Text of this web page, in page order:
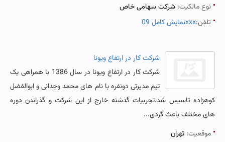
نوع مالکیت: شرکت سهامی خاص
تلفن:نمایش کامل 09xxx
شرکت کار در ارتفاع ویونا
شرکت کار در ارتفاع ویونا در سال 1386 با همراهی یک
تیم مدیرتی دونفره با نام های محمد وجدانی و ابوالفضل
کوهزاده تاسیس شد.تجربیات گذشته خارج از این شرکت و گذراندن دوره
های مختلف باعث گردی...
موقعیت: تهران